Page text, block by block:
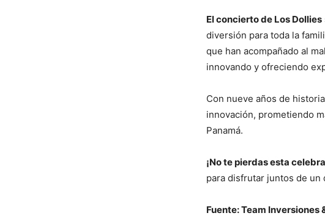
El concierto de Los Dollies
diversión para toda la
que han acompañado al
innovando y ofreciendo
Con nueve años de
innovación, prometiendo
Panamá.
¡No te pierdas esta
para disfrutar juntos de un
Fuente: Team Inversiones